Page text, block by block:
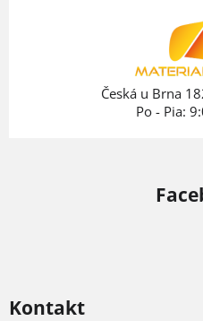
Kontakt
Česká u Brna
Po - Pia: